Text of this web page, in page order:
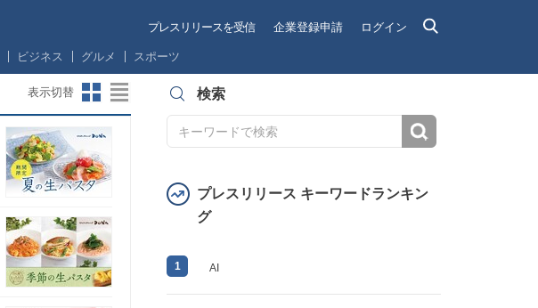
プレスリリースを受信 企業登録申請 ログイン
ビジネス グルメ スポーツ
表示切替 検索
プレスリリース キーワードランキン
グ
1 AI